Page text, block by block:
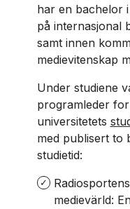
har en bachelor
på internasjonal
samt innen
medievitenskap
Under studiene
programleder
universitetets
med publisert to
studietid:
medievärld: